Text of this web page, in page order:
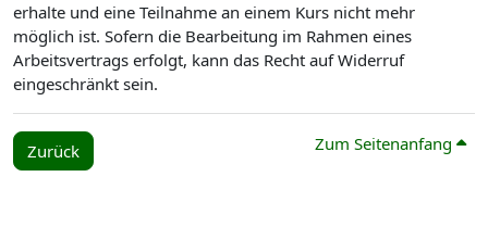
erhalte und eine Teilnahme an einem Kurs nicht mehr
möglich ist. Sofern die Bearbeitung im Rahmen eines
Arbeitsvertrags erfolgt, kann das Recht auf Widerruf
eingeschränkt sein.
Zurück Zum Seitenanfang